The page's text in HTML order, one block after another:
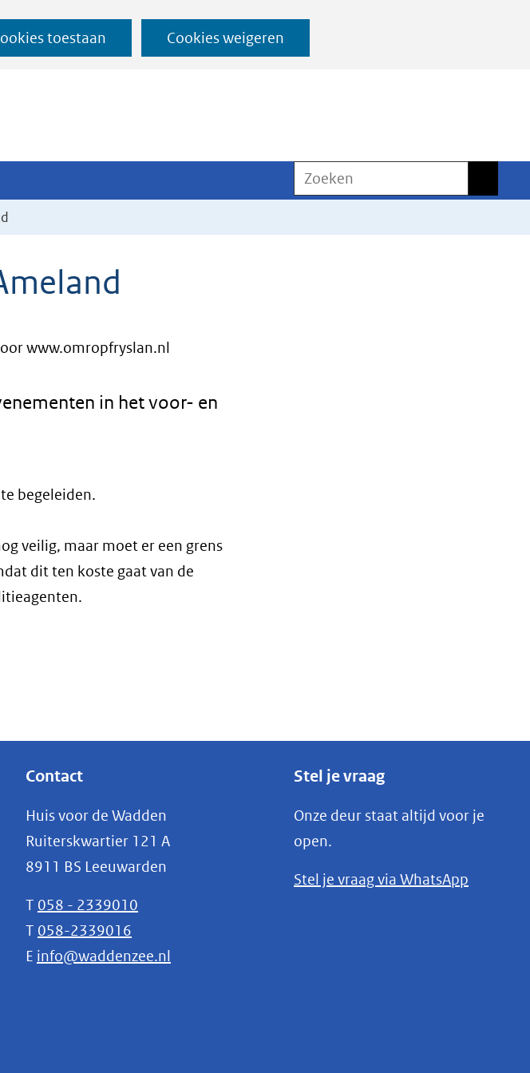
toestaan Cookies weigeren
Ga
naar
Zoeken
www.omropfryslan.nl
in het voor- en
begeleiden.
veilig, maar moet er een grens
dit ten koste gaat van de
Contact
Huis voor de Wadden
Ruiterskwartier 121 A
8911 BS Leeuwarden
T 058 - 2339010
T 058-2339016
E info@waddenzee.nl
Stel je vraag
Onze deur staat altijd voor je
open.
Stel je vraag via WhatsApp